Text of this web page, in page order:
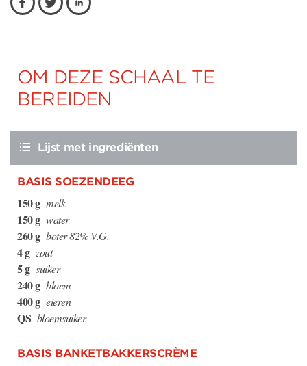
OM DEZE SCHAAL TE
BEREIDEN
Lijst met ingrediënten
BASIS SOEZENDEEG
150 g melk
150 g water
260 g boter 82% V.G.
4 g zout
5 g suiker
240 g bloem
400 g eieren
QS bloemsuiker
BASIS BANKETBAKKERSCRÈME